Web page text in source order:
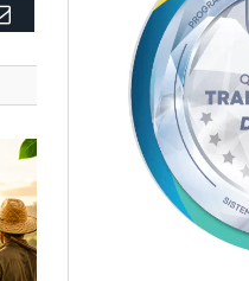
Email